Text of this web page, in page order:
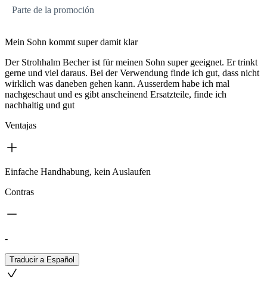
Parte de la promoción
Mein Sohn kommt super damit klar
Der Strohhalm Becher ist für meinen Sohn super geeignet. Er trinkt
gerne und viel daraus. Bei der Verwendung finde ich gut, dass nicht
wirklich was daneben gehen kann. Ausserdem habe ich mal
nachgeschaut und es gibt anscheinend Ersatzteile, finde ich
nachhaltig und gut
Ventajas
Einfache Handhabung, kein Auslaufen
Contras
-
Traducir a Español